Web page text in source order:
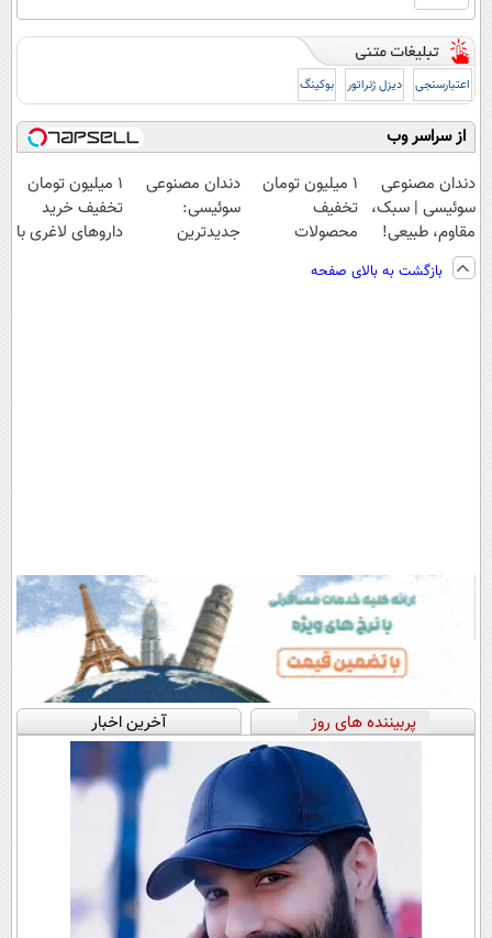
اعتبارسنجی دیزل ژنراتور بوکینگ
از سراسر وب
دندان مصنوعی
سوئیسی | سبک،
مقاوم، طبیعی!
ویزیت
رایگان+پرداخت
۱ میلیون تومان
تخفیف
محصولات
نزدیک‌تر به
دندان مصنوعی
سوئیسی:
جدیدترین
1 میلیون تومان
تخفیف خرید
داروهای لاغری با
بازگشت به بالای صفحه
پربیننده های روز آخرین اخبار